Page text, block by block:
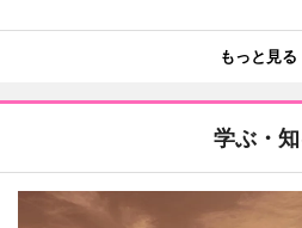
もっと見る
学ぶ・